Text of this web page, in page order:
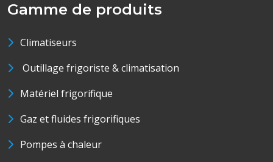
Gamme de produits
Climatiseurs
Outillage frigoriste & climatisation
Matériel frigorifique
Gaz et fluides frigorifiques
Pompes à chaleur